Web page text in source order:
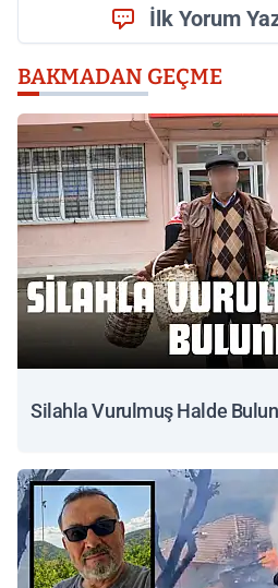
İlk Yorum
BAKMADAN GEÇME
Silahla Vurulmuş Halde